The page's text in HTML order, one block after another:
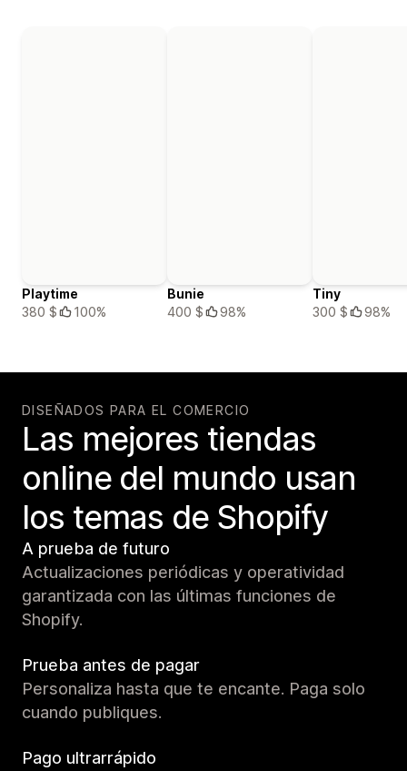
Playtime
380 $
100%
Bunie
400 $
98%
Tiny
300 $
98%
DISEÑADOS PARA EL COMERCIO
Las mejores tiendas
online del mundo usan
los temas de Shopify
A prueba de futuro
Actualizaciones periódicas y operatividad
garantizada con las últimas funciones de
Shopify.
Prueba antes de pagar
Personaliza hasta que te encante. Paga solo
cuando publiques.
Pago ultrarrápido